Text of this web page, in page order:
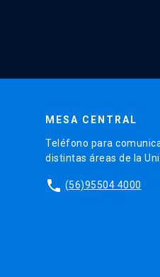
MESA CENTRAL
Teléfono para
distintas áreas de la
phone (56)95504 4000